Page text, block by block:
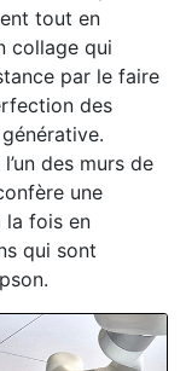
tout en
collage qui
par le faire
des
des murs de
une
la fois en
qui sont